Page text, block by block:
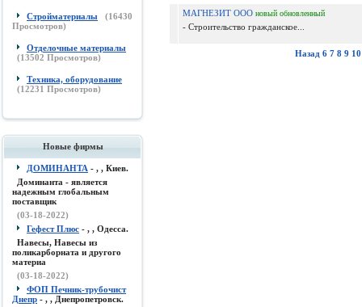
Стройматериалы (16430
Просмотров)
Отделочные материалы
(13502 Просмотров)
Техника, оборудование
(12231 Просмотров)
Новые фирмы
ДОМИНАНТА - , , Киев.
Доминанта - является
надежным глобальным
поставщик
(03-18-2022)
Гефест Плюс - , , Одесса.
Навесы, Навесы из
поликарборната и другого
материа
(03-18-2022)
ФОП Печник-трубочист
Днепр - , , Днепропетровск.
МАГНЕЗИТ ООО новый обновленный
- Строительство гражданское...
Назад 6 7 8 9 10